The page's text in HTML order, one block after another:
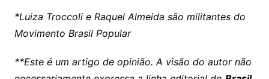
*Luiza Troccoli e Raquel Almeida são militantes do
Movimento Brasil Popular
**Este é um artigo de opinião. A visão do autor não